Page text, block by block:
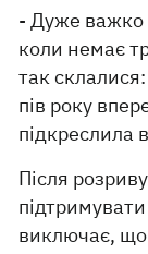
- Дуже важко
коли немає
так
пів року
підкреслила
Після
виключає, що